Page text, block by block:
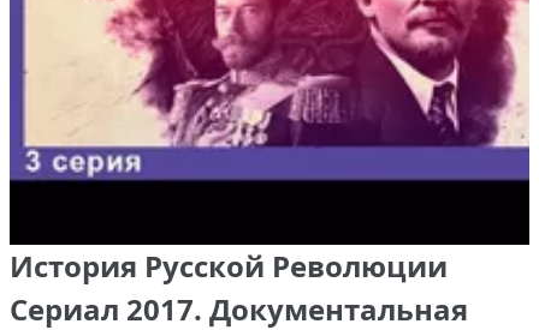
История Русской Революции
Сериал 2017. Документальная